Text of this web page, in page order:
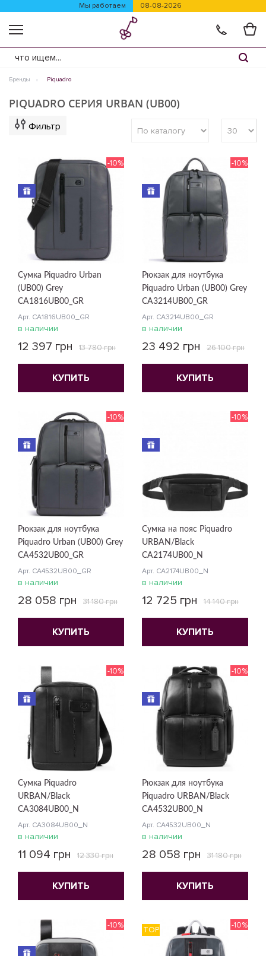
Мы работаем 08-08-2026
Бренды Piquadro
PIQUADRO СЕРИЯ URBAN (UB00)
Фильтр
Сумка Piquadro Urban
(UB00) Grey
CA1816UB00_GR
Арт. CA1816UB00_GR
-10%
в наличии
12 397 грн 13 780 грн
КУПИТЬ
Рюкзак для ноутбука
Piquadro Urban (UB00) Grey
CA3214UB00_GR
Арт. CA3214UB00_GR
-10%
в наличии
23 492 грн 26 100 грн
КУПИТЬ
Рюкзак для ноутбука
Piquadro Urban (UB00) Grey
CA4532UB00_GR
Арт. CA4532UB00_GR
-10%
в наличии
28 058 грн 31 180 грн
КУПИТЬ
Сумка на пояс Piquadro
URBAN/Black
CA2174UB00_N
Арт. CA2174UB00_N
-10%
в наличии
12 725 грн 14 140 грн
КУПИТЬ
Сумка Piquadro
URBAN/Black
CA3084UB00_N
Арт. CA3084UB00_N
-10%
в наличии
11 094 грн 12 330 грн
КУПИТЬ
Рюкзак для ноутбука
Piquadro URBAN/Black
CA4532UB00_N
Арт. CA4532UB00_N
-10%
в наличии
28 058 грн 31 180 грн
КУПИТЬ
-10% TOP -10%